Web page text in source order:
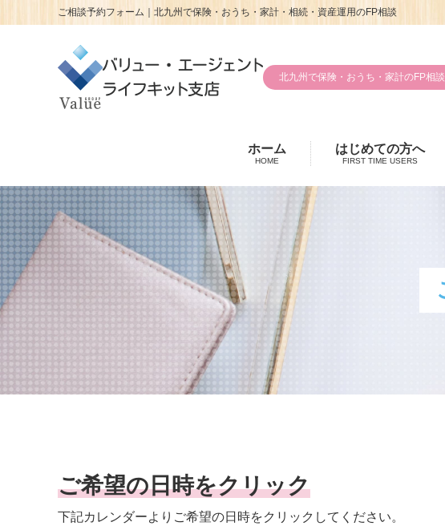
ご相談予約フォーム｜北九州で保険・おうち・家計・相続・資産運用のFP相談
北九州で保険・おうち・家計のFP相談
ホーム
HOME
はじめての方へ
FIRST TIME USERS
ご希望の日時をクリック
下記カレンダーよりご希望の日時をクリックしてください。